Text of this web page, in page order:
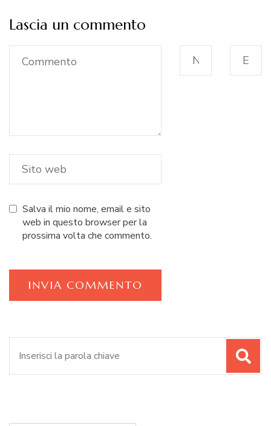
Lascia un commento
Salva il mio nome, email e sito
web in questo browser per la
prossima volta che commento.